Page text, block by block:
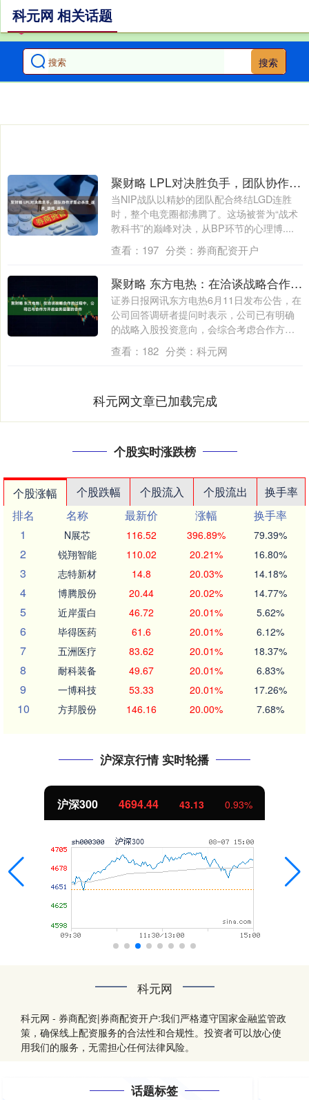
搜索
科元网 相关话题
聚财略 LPL对决胜负手，团队协作才是必杀技_战术_游戏_战队
当NIP战队以精妙的团队配合终结LGD连胜
时，整个电竞圈都沸腾了。这场被誉为“战术
教科书”的巅峰对决，从BP环节的心理博....
查看： 197 分类： 券商配资开户
聚财略 东方电热：在洽谈战略合作的过程中，公司已与合作方开启业务层面的合作
证券日报网讯东方电热6月11日发布公告，在
公司回答调研者提问时表示，公司已有明确
的战略入股投资意向，会综合考虑合作方融
资....
查看： 182 分类： 科元网
科元网文章已加载完成
个股实时涨跌榜
个股涨幅 个股跌幅 个股流入 个股流出
换手率
排名
名称 最新价 涨幅
换手率
1
N展芯 116.52 396.89% 79.39%
2 锐翔智能 110.02 20.21% 16.80%
3 志特新材 14.8 20.03% 14.18%
4 博腾股份 20.44 20.02% 14.77%
5 近岸蛋白 46.72 20.01% 5.62%
6 毕得医药 61.6 20.01% 6.12%
7 五洲医疗 83.62 20.01% 18.37%
8 耐科装备 49.67 20.01% 6.83%
9 一博科技 53.33 20.01% 17.26%
10 方邦股份 146.16 20.00% 7.68%
沪深京行情 实时轮播
沪深300 4694.44 43.13 0.93%
科元网
科元网 - 券商配资|券商配资开户:我们严格遵守国家金融监管政
策，确保线上配资服务的合法性和合规性。投资者可以放心使
用我们的服务，无需担心任何法律风险。
话题标签